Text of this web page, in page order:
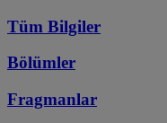
Tüm Bilgiler
Bölümler
Fragmanlar